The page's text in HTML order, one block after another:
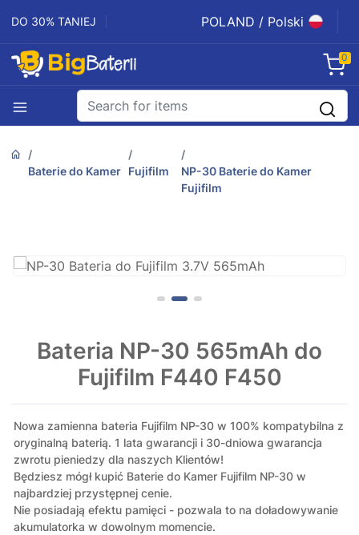
DO 30% TANIEJ POLAND / Polski
0
Baterie do Kamer Fujifilm
NP-30 Baterie do Kamer
Fujifilm
Bateria NP-30 565mAh do
Fujifilm F440 F450
Nowa zamienna bateria Fujifilm NP-30 w 100% kompatybilna z
oryginalną baterią. 1 lata gwarancji i 30-dniowa gwarancja
zwrotu pieniedzy dla naszych Klientów!
Będziesz mógł kupić Baterie do Kamer Fujifilm NP-30 w
najbardziej przystępnej cenie.
Nie posiadają efektu pamięci - pozwala to na doładowywanie
akumulatorka w dowolnym momencie.